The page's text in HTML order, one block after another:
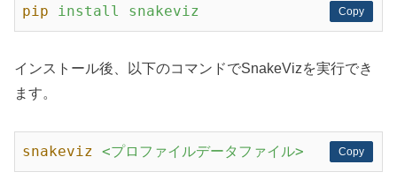
Copy
Copy
pip install snakeviz
インストール後、以下のコマンドでSnakeVizを実行でき
ます。
Copy
Copy
snakeviz <プロファイルデータファイル>